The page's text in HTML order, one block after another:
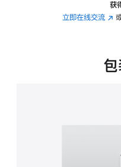
的
获
立即在线交流 (在
中